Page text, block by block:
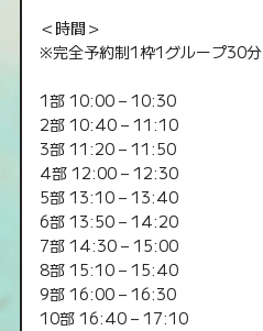
＜時間＞
※完全予約制1枠1グループ30分
1部 10:00 – 10:30
2部 10:40 – 11:10
3部 11:20 – 11:50
4部 12:00 – 12:30
5部 13:10 – 13:40
6部 13:50 – 14:20
7部 14:30 – 15:00
8部 15:10 – 15:40
9部 16:00 – 16:30
10部 16:40 – 17:10